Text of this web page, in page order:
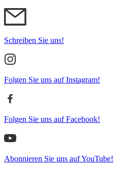
Schreiben Sie uns!
Folgen Sie uns auf Instagram!
Folgen Sie uns auf Facebook!
Abonnieren Sie uns auf YouTube!